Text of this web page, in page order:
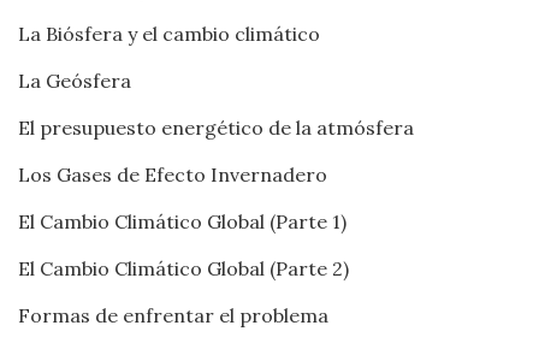
La Biósfera y el cambio climático
La Geósfera
El presupuesto energético de la atmósfera
Los Gases de Efecto Invernadero
El Cambio Climático Global (Parte 1)
El Cambio Climático Global (Parte 2)
Formas de enfrentar el problema